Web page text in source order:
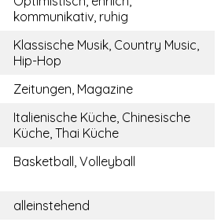
kommunikativ, ruhig
Klassische Musik, Country Music,
Hip-Hop
Zeitungen, Magazine
Italienische Küche, Chinesische
Küche, Thai Küche
Basketball, Volleyball
alleinstehend